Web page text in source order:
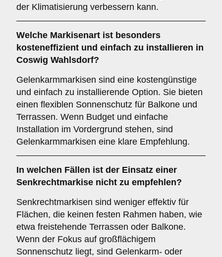
der Klimatisierung verbessern kann.
Welche Markisenart ist besonders
kosteneffizient und einfach zu installieren in
Coswig Wahlsdorf?
Gelenkarmmarkisen sind eine kostengünstige
und einfach zu installierende Option. Sie bieten
einen flexiblen Sonnenschutz für Balkone und
Terrassen. Wenn Budget und einfache
Installation im Vordergrund stehen, sind
Gelenkarmmarkisen eine klare Empfehlung.
In welchen Fällen ist der Einsatz einer
Senkrechtmarkise nicht zu empfehlen?
Senkrechtmarkisen sind weniger effektiv für
Flächen, die keinen festen Rahmen haben, wie
etwa freistehende Terrassen oder Balkone.
Wenn der Fokus auf großflächigem
Sonnenschutz liegt, sind Gelenkarm- oder